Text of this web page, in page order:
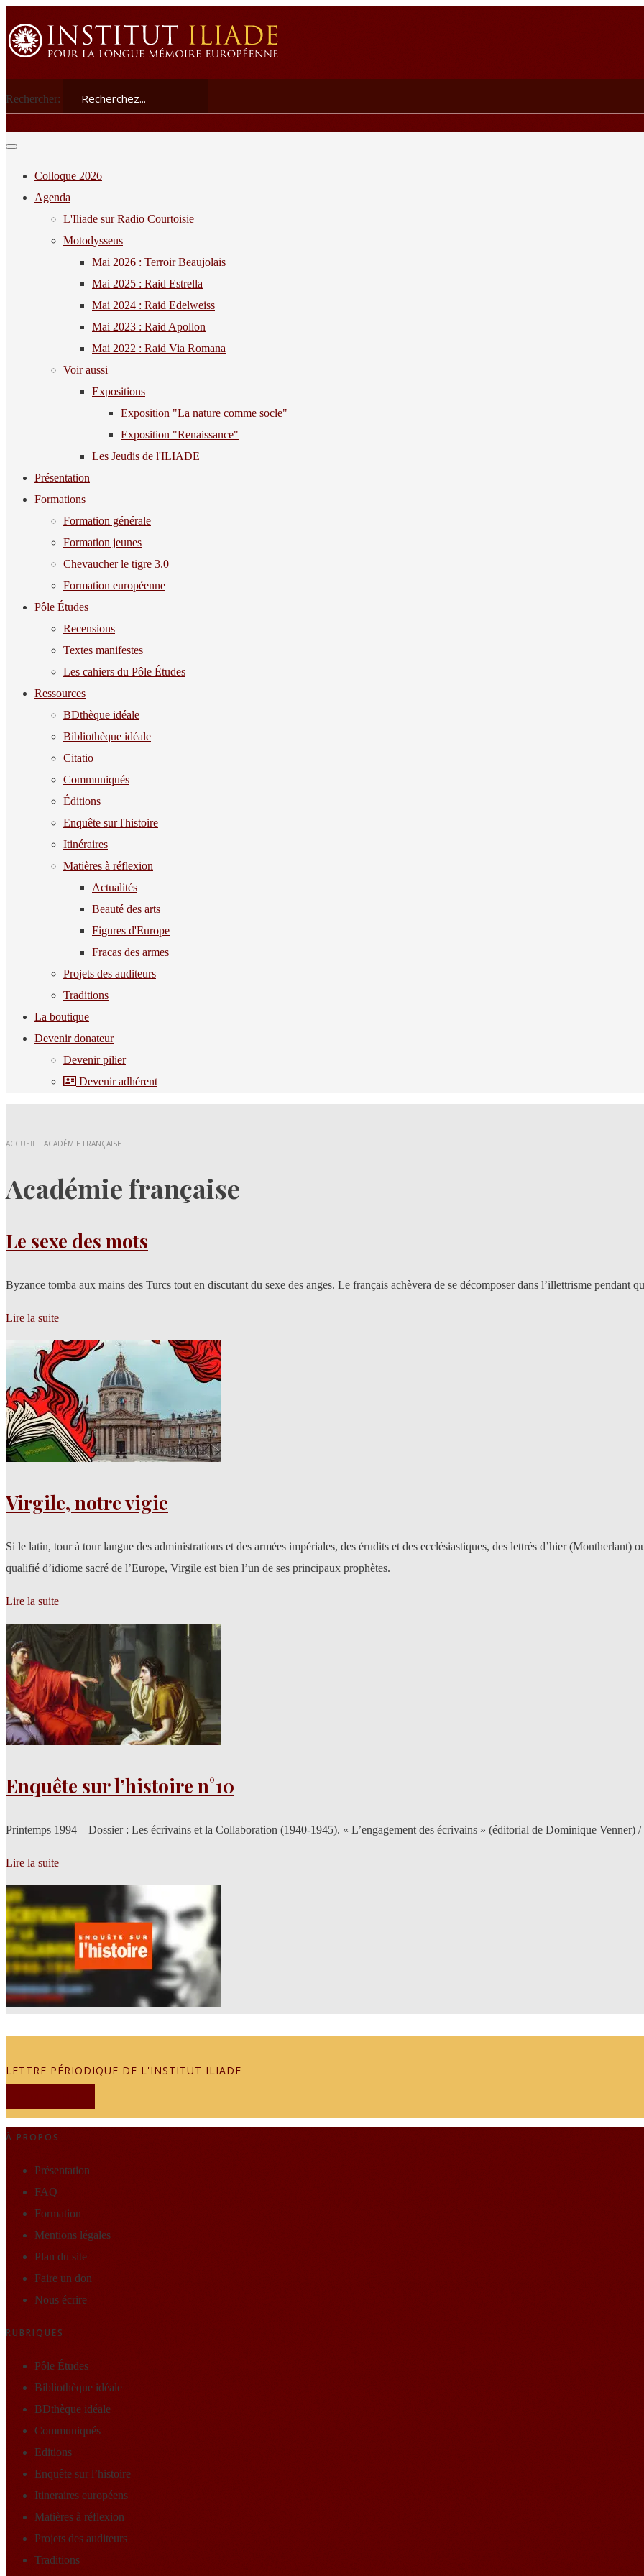
Rechercher:
Colloque 2026
Agenda
L'Iliade sur Radio Courtoisie
Motodysseus
Mai 2026 : Terroir Beaujolais
Mai 2025 : Raid Estrella
Mai 2024 : Raid Edelweiss
Mai 2023 : Raid Apollon
Mai 2022 : Raid Via Romana
Voir aussi
Expositions
Exposition "La nature comme socle"
Exposition "Renaissance"
Les Jeudis de l'ILIADE
Présentation
Formations
Formation générale
Formation jeunes
Chevaucher le tigre 3.0
Formation européenne
Pôle Études
Recensions
Textes manifestes
Les cahiers du Pôle Études
Ressources
BDthèque idéale
Bibliothèque idéale
Citatio
Communiqués
Éditions
Enquête sur l'histoire
Itinéraires
Matières à réflexion
Actualités
Beauté des arts
Figures d'Europe
Fracas des armes
Projets des auditeurs
Traditions
La boutique
Devenir donateur
Devenir pilier
Devenir adhérent
ACCUEIL | ACADÉMIE FRANÇAISE
Académie française
Le sexe des mots
Byzance tomba aux mains des Turcs tout en discutant du sexe des anges. Le français achèvera de se décomposer dans l’illettrisme pendant
Lire la suite
Virgile, notre vigie
Si le latin, tour à tour langue des administrations et des armées impériales, des érudits et des ecclésiastiques, des lettrés d’hier (Montherlant)
qualifié d’idiome sacré de l’Europe, Virgile est bien l’un de ses principaux prophètes.
Lire la suite
Enquête sur l’histoire n°10
Printemps 1994 – Dossier : Les écrivains et la Collaboration (1940-1945). « L’engagement des écrivains » (éditorial de Dominique Venner)
Lire la suite
LETTRE PÉRIODIQUE DE L'INSTITUT ILIADE
À PROPOS
Présentation
FAQ
Formation
Mentions légales
Plan du site
Faire un don
Nous écrire
RUBRIQUES
Pôle Études
Bibliothèque idéale
BDthèque idéale
Communiqués
Editions
Enquête sur l’histoire
Itineraires européens
Matières à réflexion
Projets des auditeurs
Traditions